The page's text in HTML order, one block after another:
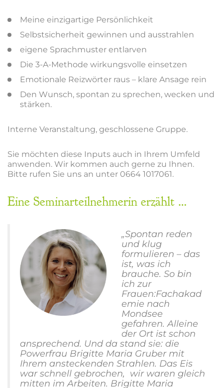
Meine einzigartige Persönlichkeit
Selbstsicherheit gewinnen und ausstrahlen
eigene Sprachmuster entlarven
Die 3-A-Methode wirkungsvolle einsetzen
Emotionale Reizwörter raus – klare Ansage rein
Den Wunsch, spontan zu sprechen, wecken und
stärken.
Interne Veranstaltung, geschlossene Gruppe.
Sie möchten diese Inputs auch in Ihrem Umfeld
anwenden. Wir kommen auch gerne zu Ihnen.
Bitte rufen Sie uns an unter 0664 1017061.
Eine Seminarteilnehmerin erzählt …
„Spontan reden
und klug
formulieren – das
ist, was ich
brauche. So bin
ich zur
Frauen:Fachakad
emie nach
Mondsee
gefahren. Alleine
der Ort ist schon
ansprechend. Und da stand sie: die
Powerfrau Brigitte Maria Gruber mit
Ihrem ansteckenden Strahlen. Das Eis
war schnell gebrochen, wir waren gleich
mitten im Arbeiten. Brigitte Maria